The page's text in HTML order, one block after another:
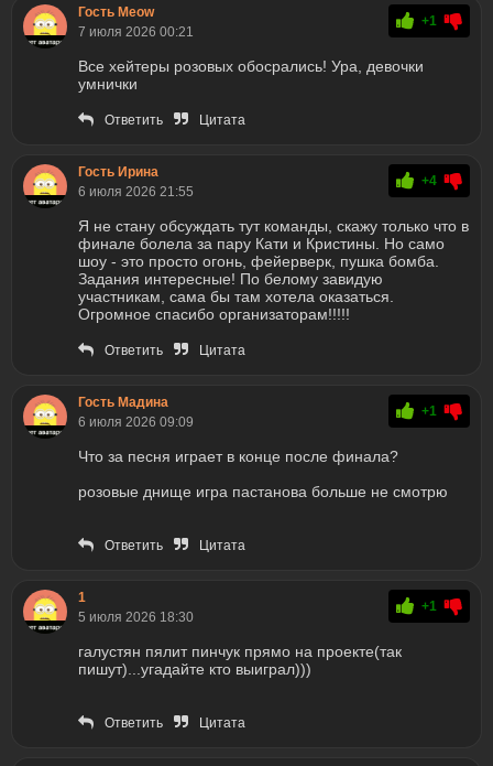
Гость Meow
7 июля 2026 00:21
+1
Все хейтеры розовых обосрались! Ура, девочки
умнички
Ответить Цитата
Гость Ирина
6 июля 2026 21:55
+4
Я не стану обсуждать тут команды, скажу только что в
финале болела за пару Кати и Кристины. Но само
шоу - это просто огонь, фейерверк, пушка бомба.
Задания интересные! По белому завидую
участникам, сама бы там хотела оказаться.
Огромное спасибо организаторам!!!!!
Ответить Цитата
Гость Мадина
6 июля 2026 09:09
+1
Что за песня играет в конце после финала?
розовые днище игра пастанова больше не смотрю
Ответить Цитата
1
5 июля 2026 18:30
+1
галустян пялит пинчук прямо на проекте(так
пишут)...угадайте кто выиграл)))
Ответить Цитата